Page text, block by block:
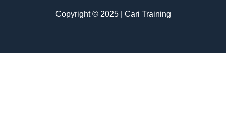
Copyright © 2025 | Cari Training